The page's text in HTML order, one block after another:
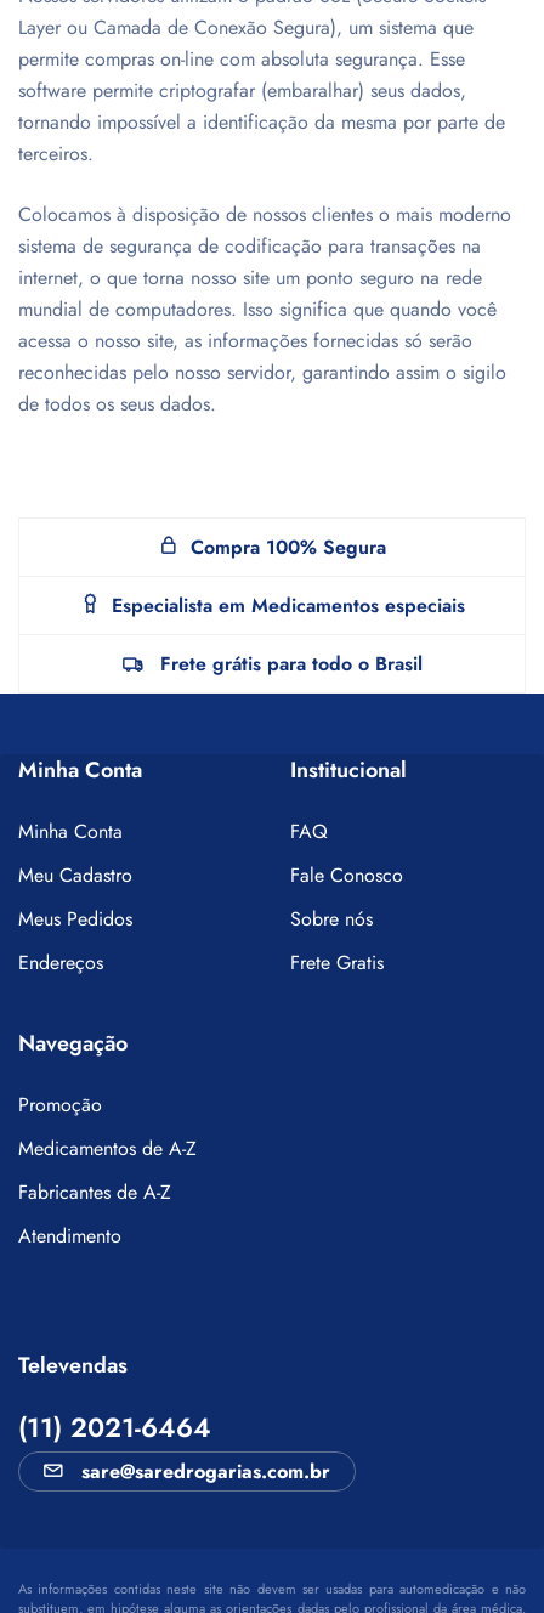
Layer ou Camada de Conexão Segura), um sistema que
permite compras on-line com absoluta segurança. Esse
software permite criptografar (embaralhar) seus dados,
tornando impossível a identificação da mesma por parte de
terceiros.
Colocamos à disposição de nossos clientes o mais moderno
sistema de segurança de codificação para transações na
internet, o que torna nosso site um ponto seguro na rede
mundial de computadores. Isso significa que quando você
acessa o nosso site, as informações fornecidas só serão
reconhecidas pelo nosso servidor, garantindo assim o sigilo
de todos os seus dados.
Compra 100% Segura
Especialista em Medicamentos especiais
Frete grátis para todo o Brasil
Minha Conta
Minha Conta
Meu Cadastro
Meus Pedidos
Endereços
Institucional
FAQ
Fale Conosco
Sobre nós
Frete Gratis
Navegação
Promoção
Medicamentos de A-Z
Fabricantes de A-Z
Atendimento
Televendas
(11) 2021-6464
sare@saredrogarias.com.br
As informações contidas neste site não devem ser usadas para automedicação e não
substituem, em hipótese alguma as orientações dadas pelo profissional da área médica.